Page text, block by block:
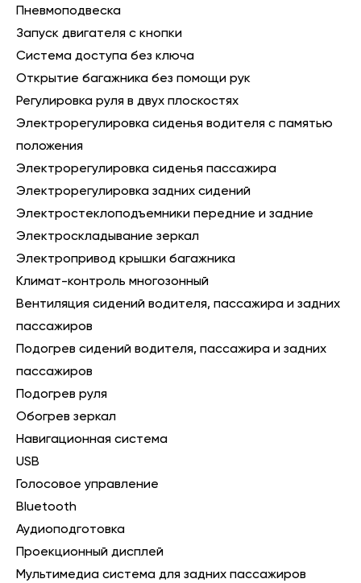
Пневмоподвеска
Запуск двигателя с кнопки
Система доступа без ключа
Открытие багажника без помощи рук
Регулировка руля в двух плоскостях
Электрорегулировка сиденья водителя с памятью
положения
Электрорегулировка сиденья пассажира
Электрорегулировка задних сидений
Электростеклоподъемники передние и задние
Электроскладывание зеркал
Электропривод крышки багажника
Климат-контроль многозонный
Вентиляция сидений водителя, пассажира и задних
пассажиров
Подогрев сидений водителя, пассажира и задних
пассажиров
Подогрев руля
Обогрев зеркал
Навигационная система
USB
Голосовое управление
Bluetooth
Аудиоподготовка
Проекционный дисплей
Мультимедиа система для задних пассажиров